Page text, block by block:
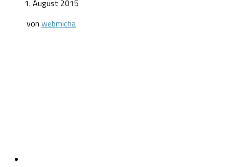
1. August 2015
von webmicha